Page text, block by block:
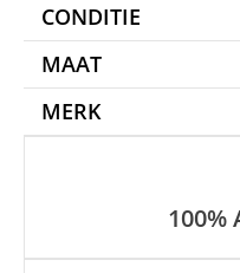
CONDITIE
MAAT
MERK